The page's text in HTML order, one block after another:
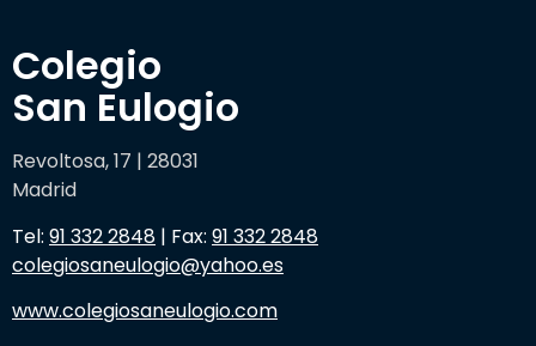
Colegio
San Eulogio
Revoltosa, 17 | 28031
Madrid
Tel: 91 332 2848 | Fax: 91 332 2848
colegiosaneulogio@yahoo.es
www.colegiosaneulogio.com